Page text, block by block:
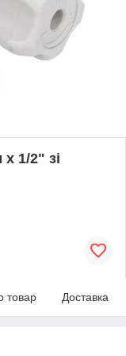
1/2" зі
товар Доставка